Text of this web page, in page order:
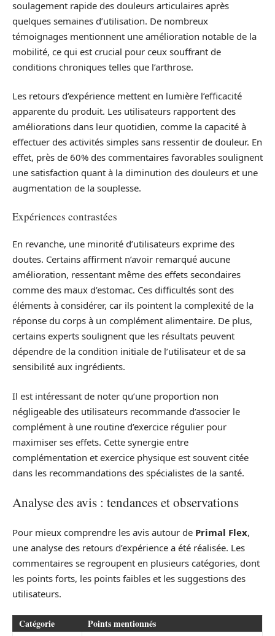
soulagement rapide des douleurs articulaires après
quelques semaines d’utilisation. De nombreux
témoignages mentionnent une amélioration notable de la
mobilité, ce qui est crucial pour ceux souffrant de
conditions chroniques telles que l’arthrose.
Les retours d’expérience mettent en lumière l’efficacité
apparente du produit. Les utilisateurs rapportent des
améliorations dans leur quotidien, comme la capacité à
effectuer des activités simples sans ressentir de douleur. En
effet, près de 60% des commentaires favorables soulignent
une satisfaction quant à la diminution des douleurs et une
augmentation de la souplesse.
Expériences contrastées
En revanche, une minorité d’utilisateurs exprime des
doutes. Certains affirment n’avoir remarqué aucune
amélioration, ressentant même des effets secondaires
comme des maux d’estomac. Ces difficultés sont des
éléments à considérer, car ils pointent la complexité de la
réponse du corps à un complément alimentaire. De plus,
certains experts soulignent que les résultats peuvent
dépendre de la condition initiale de l’utilisateur et de sa
sensibilité aux ingrédients.
Il est intéressant de noter qu’une proportion non
négligeable des utilisateurs recommande d’associer le
complément à une routine d’exercice régulier pour
maximiser ses effets. Cette synergie entre
complémentation et exercice physique est souvent citée
dans les recommandations des spécialistes de la santé.
Analyse des avis : tendances et observations
Pour mieux comprendre les avis autour de Primal Flex,
une analyse des retours d’expérience a été réalisée. Les
commentaires se regroupent en plusieurs catégories, dont
les points forts, les points faibles et les suggestions des
utilisateurs.
Catégorie Points mentionnés